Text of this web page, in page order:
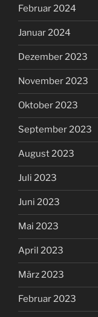
Februar 2024
Januar 2024
Dezember 2023
November 2023
Oktober 2023
September 2023
August 2023
Juli 2023
Juni 2023
Mai 2023
April 2023
März 2023
Februar 2023